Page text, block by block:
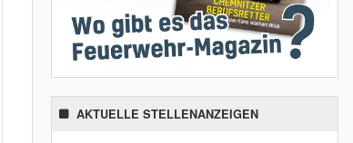
AKTUELLE STELLENANZEIGEN